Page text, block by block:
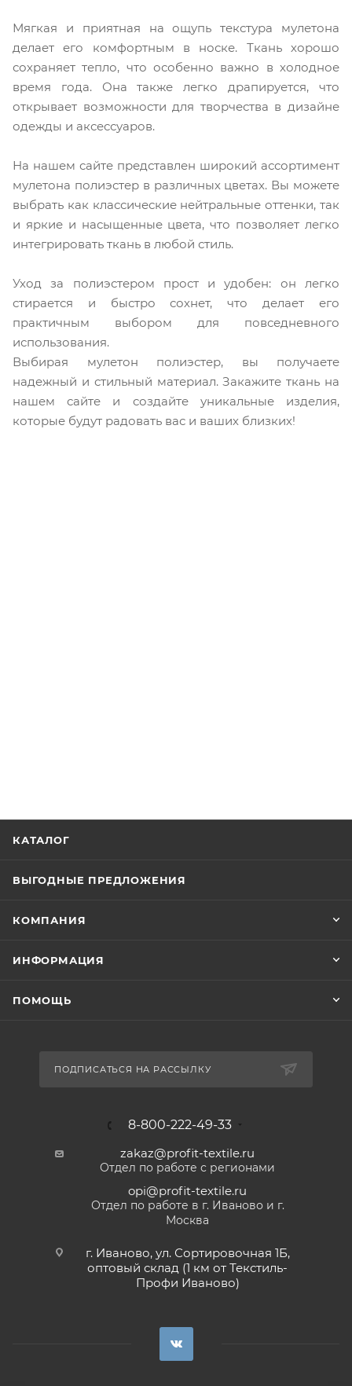
Мягкая и приятная на ощупь текстура мулетона
делает его комфортным в носке. Ткань хорошо
сохраняет тепло, что особенно важно в холодное
время года. Она также легко драпируется, что
открывает возможности для творчества в дизайне
одежды и аксессуаров.
На нашем сайте представлен широкий ассортимент
мулетона полиэстер в различных цветах. Вы можете
выбрать как классические нейтральные оттенки, так
и яркие и насыщенные цвета, что позволяет легко
интегрировать ткань в любой стиль.
Уход за полиэстером прост и удобен: он легко
стирается и быстро сохнет, что делает его
практичным выбором для повседневного
использования.
Выбирая мулетон полиэстер, вы получаете
надежный и стильный материал. Закажите ткань на
нашем сайте и создайте уникальные изделия,
которые будут радовать вас и ваших близких!
КАТАЛОГ
ВЫГОДНЫЕ ПРЕДЛОЖЕНИЯ
КОМПАНИЯ
ИНФОРМАЦИЯ
ПОМОЩЬ
ПОДПИСАТЬСЯ НА РАССЫЛКУ
8-800-222-49-33
zakaz@profit-textile.ru
Отдел по работе с регионами
opi@profit-textile.ru
Отдел по работе в г. Иваново и г.
Москва
г. Иваново, ул. Сортировочная 1Б,
оптовый склад (1 км от Текстиль-
Профи Иваново)